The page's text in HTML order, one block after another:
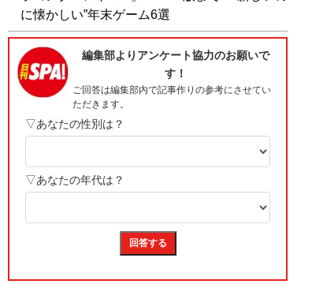
に懐かしい”年末ゲーム6選